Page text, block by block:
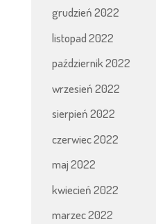
grudzień 2022
listopad 2022
październik 2022
wrzesień 2022
sierpień 2022
czerwiec 2022
maj 2022
kwiecień 2022
marzec 2022